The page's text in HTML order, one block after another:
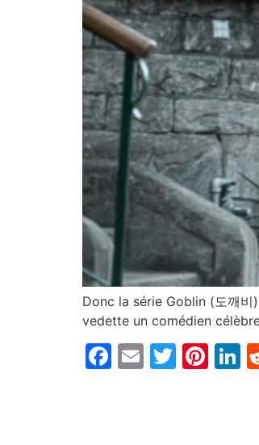
Donc la série Goblin (도깨
vedette un comédien
Facebook
Email